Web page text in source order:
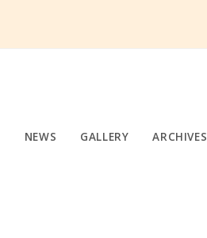
NEWS GALLERY ARCHIVES